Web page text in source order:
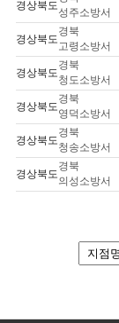
경상북도
성주소방서
경상북도
경북
고령소방서
경상북도
경북
청도소방서
경상북도
경북
영덕소방서
경상북도
경북
청송소방서
경상북도
경북
의성소방서